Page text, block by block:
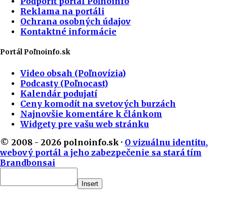
Reklama na portáli
Ochrana osobných údajov
Kontaktné informácie
Portál Poľnoinfo.sk
Video obsah (Poľnovízia)
Podcasty (Poľnocast)
Kalendár podujatí
Ceny komodít na svetových burzách
Najnovšie komentáre k článkom
Widgety pre vašu web stránku
© 2008 - 2026 polnoinfo.sk · O vizuálnu identitu,
webový portál a jeho zabezpečenie sa stará tím
Brandbonsai
Insert